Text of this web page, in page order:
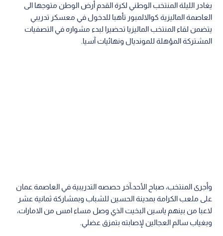
يغادر الليلة المنتخب الوطني لكرة القدم أرض الوطن متوجها الى
العاصمة الماليزية كوالالمبور تأهبا للدخول في معسكر تدريبي
يتضمن لقاء المنتخب الماليزيا تحضيرا لبدء مشواره في التصفيات
المشتركة المؤهلة للمونديال ونهائيات آسيا.
وأجرى المنتخب، صباح الأحد،آخر حصصه التدريبية في العاصمة عمان
على ملعب الكرامة بمدينة الحسين للشباب وبمشاركة ثمانية عشر
لاعبا من بينهم ياسين البخيت الذي وصل مساء امس من الامارات،
وبغياب سالم العجالين لإصابته بتمزق عضلي.